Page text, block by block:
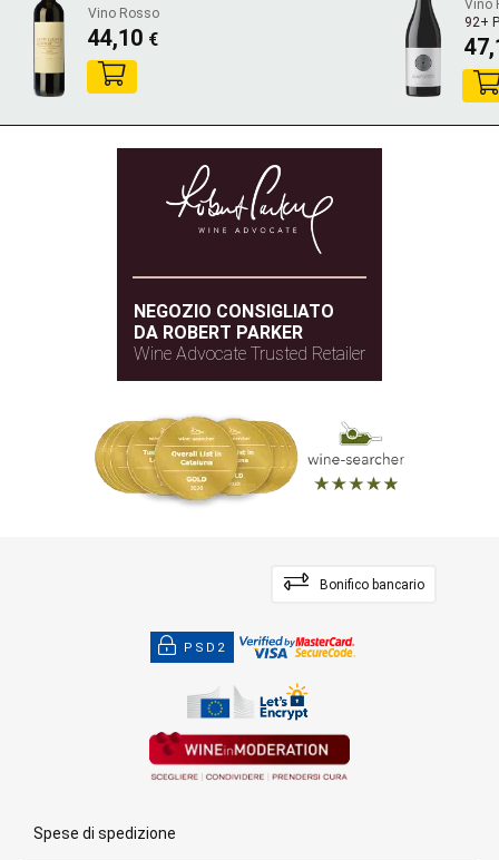
Vino Rosso
44,10 €
Vino
92+
NEGOZIO CONSIGLIATO
DA ROBERT PARKER
Wine Advocate Trusted Retailer
Bonifico bancario
PSD2
Spese di spedizione